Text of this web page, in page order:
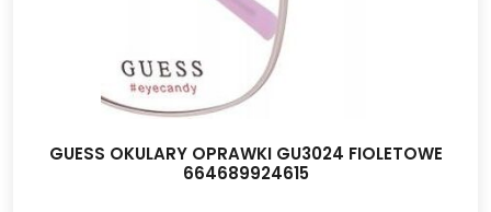
GUESS OKULARY OPRAWKI GU3024 FIOLETOWE
664689924615